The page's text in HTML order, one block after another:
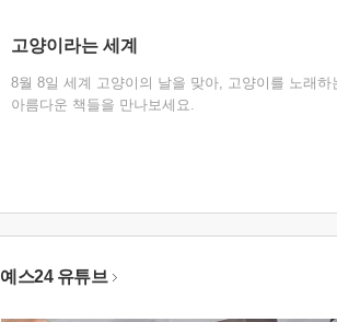
고양이라는 세계
8월 8일 세계 고양이의 날을 맞아, 고양이를 노래하
아름다운 책들을 만나보세요.
예스24 유튜브